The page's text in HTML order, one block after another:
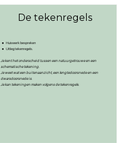
De tekenregels
Huiswerk bespreken
Uitleg tekenregels.
Je kent het onderscheid tussen een natuurgetrouwe en een
schematische tekening.
Je weet wat een buitenaanzicht, een lengtedoorsnede en een
dwarsdoorsnede is.
Je kan tekeningen maken volgens de tekenregels.